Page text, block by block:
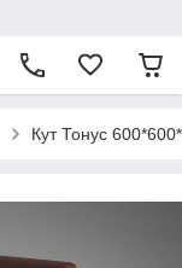
Кут Тонус